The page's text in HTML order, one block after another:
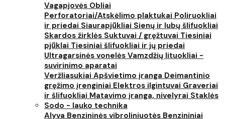
Vagapjovės Obliai
Perforatoriai/Atskėlimo plaktukai Poliruokliai
ir priedai Siaurapjūkliai Sienų ir lubų šlifuokliai
Skardos žirklės Suktuvai / gręžtuvai Tiesiniai
pjūklai Tiesiniai šlifuokliai ir jų priedai
Ultragarsinės vonelės Vamzdžių lituokliai -
suvirinimo aparatai
Veržliasukiai Apšvietimo įranga Deimantinio
gręžimo įrenginiai Elektros ilgintuvai Graveriai
ir šlifuokliai Matavimo įranga, nivelyrai Staklės
Sodo - lauko technika
Alyva Benzininės vibroliniuotės Benzininiai